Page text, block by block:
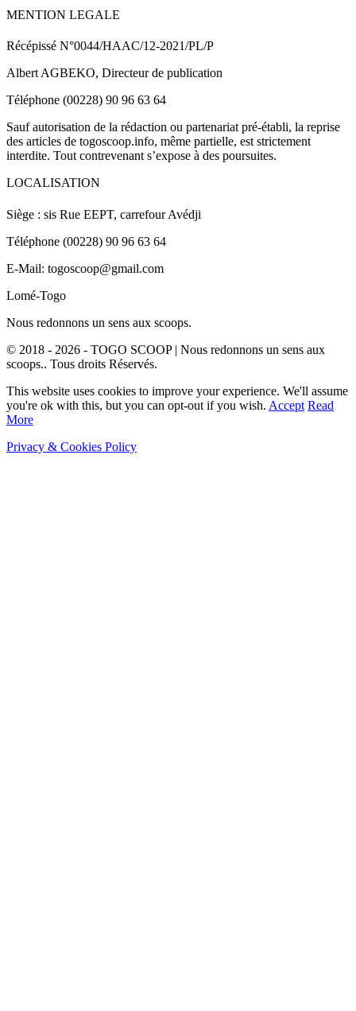
MENTION LEGALE
Récépissé N°0044/HAAC/12-2021/PL/P
Albert AGBEKO, Directeur de publication
Téléphone (00228) 90 96 63 64
Sauf autorisation de la rédaction ou partenariat pré-établi, la reprise
des articles de togoscoop.info, même partielle, est strictement
interdite. Tout contrevenant s’expose à des poursuites.
LOCALISATION
Siège : sis Rue EEPT, carrefour Avédji
Téléphone (00228) 90 96 63 64
E-Mail: togoscoop@gmail.com
Lomé-Togo
Nous redonnons un sens aux scoops.
© 2018 - 2026 - TOGO SCOOP | Nous redonnons un sens aux
scoops.. Tous droits Réservés.
This website uses cookies to improve your experience. We'll assume
you're ok with this, but you can opt-out if you wish. Accept Read
More
Privacy & Cookies Policy